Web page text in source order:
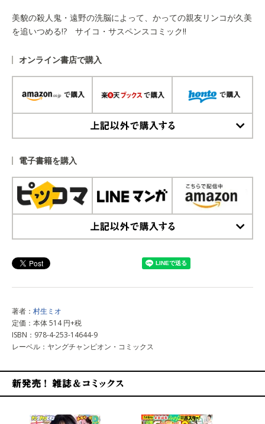
美貌の殺人鬼・遠野の洗脳によって、かっての親友リンコが久美
を追いつめる!? サイコ・サスペンスコミック!!
オンライン書店で購入
電子書籍を購入
著者： 村生ミオ
定価：本体 514 円+税
ISBN：978-4-253-14644-9
レーベル：ヤングチャンピオン・コミックス